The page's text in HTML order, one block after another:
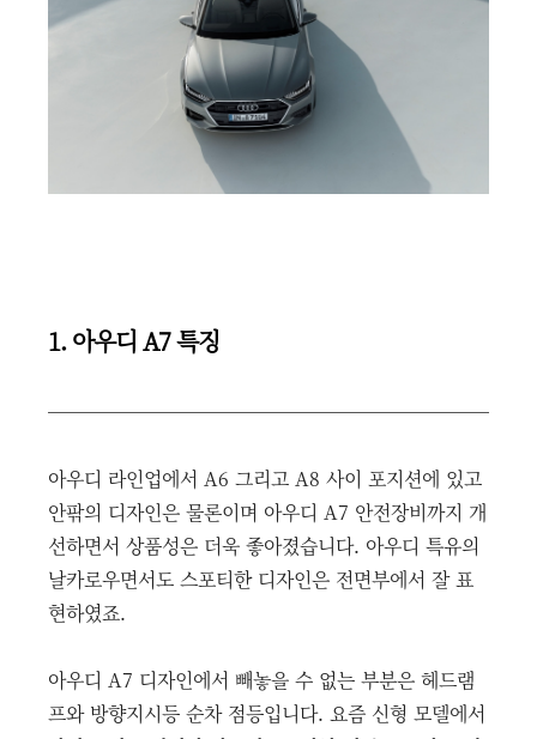
1. 아우디 A7 특징
아우디 라인업에서 A6 그리고 A8 사이 포지션에 있고
안팎의 디자인은 물론이며 아우디 A7 안전장비까지 개
선하면서 상품성은 더욱 좋아졌습니다. 아우디 특유의
날카로우면서도 스포티한 디자인은 전면부에서 잘 표
현하였죠.
아우디 A7 디자인에서 빼놓을 수 없는 부분은 헤드램
프와 방향지시등 순차 점등입니다. 요즘 신형 모델에서